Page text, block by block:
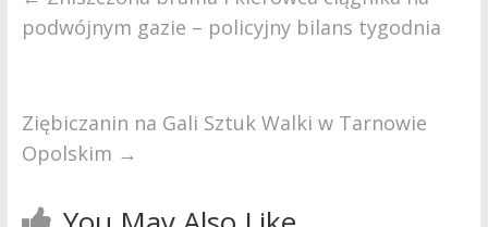
podwójnym gazie – policyjny bilans tygodnia
Ziębiczanin na Gali Sztuk Walki w Tarnowie
Opolskim →